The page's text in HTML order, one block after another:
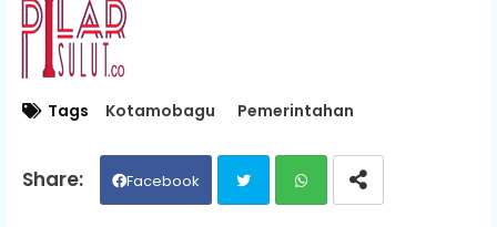
Tags Kotamobagu Pemerintahan
Facebook